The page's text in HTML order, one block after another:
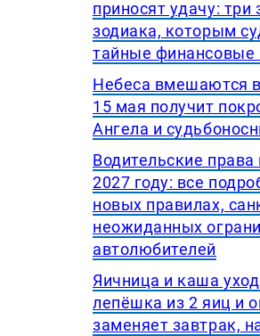
приносят удачу: три
зодиака, которым
тайные финансовые
Небеса вмешаются
15 мая получит
Ангела и
Водительские права
2027 году: все
новых правилах,
неожиданных
автолюбителей
Яичница и каша
лепёшка из 2 яиц и
заменяет завтрак,